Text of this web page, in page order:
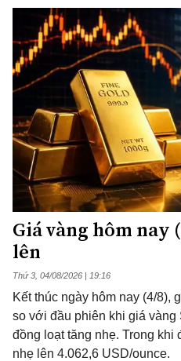
Giá vàng hôm nay
lên
Thứ 3, 04/08/2026 | 19:16
Kết thúc ngày hôm nay (4/8),
so với đầu phiên khi giá
đồng loạt tăng nhẹ. Trong khi
nhẹ lên 4.062,6 USD/ounce.